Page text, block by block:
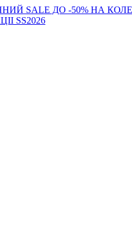
SALE ДО -50% НА
SS2026